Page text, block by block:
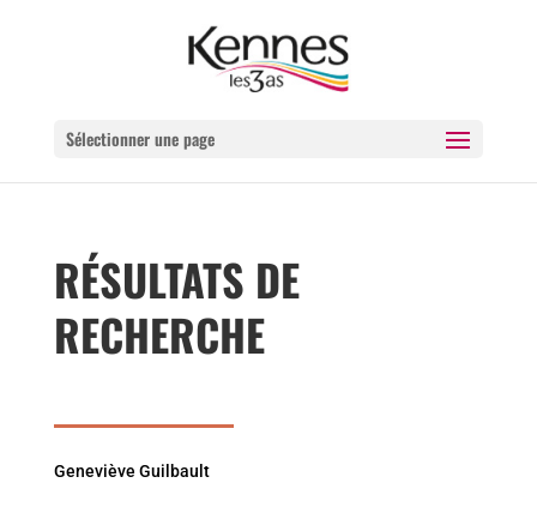
Sélectionner une page
RÉSULTATS DE
RECHERCHE
Geneviève Guilbault